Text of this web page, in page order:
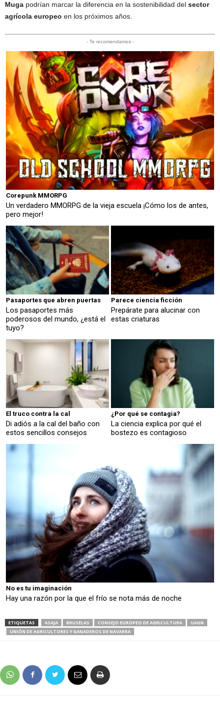
Muga podrían marcar la diferencia en la sostenibilidad del sector
agrícola europeo en los próximos años.
- Te recomendamos -
Corepunk MMORPG
Un verdadero MMORPG de la vieja escuela ¡Cómo los de antes,
pero mejor!
Pasaportes que abren puertas
Los pasaportes más
poderosos del mundo, ¿está el
tuyo?
Parece ciencia ficción
Prepárate para alucinar con
estas criaturas
El truco contra la cal
Di adiós a la cal del baño con
estos sencillos consejos
¿Por qué se contagia?
La ciencia explica por qué el
bostezo es contagioso
No es tu imaginación
Hay una razón por la que el frío se nota más de noche
ETIQUETAS ASAJA BRUSELAS CONSEJO EUROPEO DE AGRICULTURA
UAGN
UNIÓN DE AGRICULTORES Y GANADEROS DE NAVARRA